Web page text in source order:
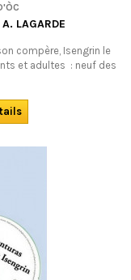
LAGARDE
compère, Isengrin le
et adultes : neuf des
Renart, adaptés en